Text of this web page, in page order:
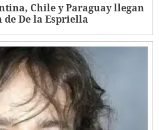
Chile y Paraguay llegan
de De la Espriella